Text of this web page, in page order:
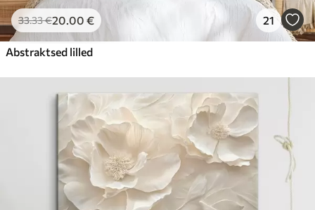
33.33€20.00 € 21
Abstraktsed lilled